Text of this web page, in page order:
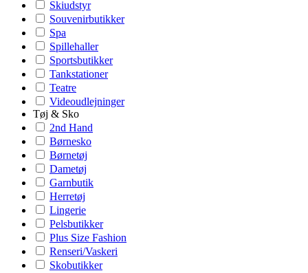
Skiudstyr
Souvenirbutikker
Spa
Spillehaller
Sportsbutikker
Tankstationer
Teatre
Videoudlejninger
Tøj & Sko
2nd Hand
Børnesko
Børnetøj
Dametøj
Garnbutik
Herretøj
Lingerie
Pelsbutikker
Plus Size Fashion
Renseri/Vaskeri
Skobutikker